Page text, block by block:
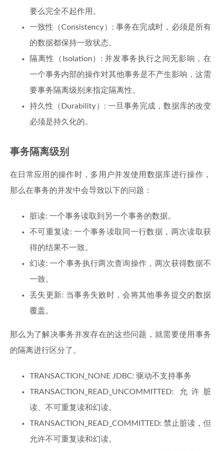
要么完全不起作用。
一致性（Consistency）: 事务在完成时，必须是所有
的数据都保持一致状态。
隔离性（Isolation）: 并发事务执行之间无影响，在
一个事务内部的操作对其他事务是不产生影响，这需
要事务隔离级别来指定隔离性。
持久性（Durability）: 一旦事务完成，数据库的改变
必须是持久化的。
事务隔离级别
在日常应用的操作时，多用户并发使用数据库进行操作，
那么在事务的并发中会导致以下的问题：
脏读: 一个事务读取到另一个事务的数据。
不可重复读: 一个事务读取同一行数据，两次读取获
得的结果不一致。
幻读: 一个事务执行两次查询操作，两次获得数据不
一致。
丢失更新: 当事务失败时，会将其他事务提交的数据
覆盖。
那么为了解决事务并发存在的这些问题，就需要使用事务
的隔离进行区分了。
TRANSACTION_NONE JDBC: 驱动不支持事务
TRANSACTION_READ_UNCOMMITTED: 允许脏
读、不可重复读和幻读。
TRANSACTION_READ_COMMITTED: 禁止脏读，但
允许不可重复读和幻读。